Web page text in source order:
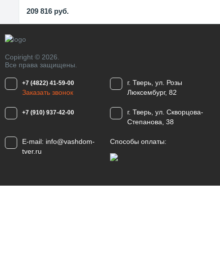
209 816 руб.
Copiright © 2026.
Все права защищены.
+7 (4822) 41-59-00
Заказать звонок
г. Тверь, ул. Розы
Люксембург, 82
+7 (910) 937-42-00
г. Тверь, ул. Скворцова-
Степанова, 38
E-mail: info@vashdom-
tver.ru
Способы оплаты: